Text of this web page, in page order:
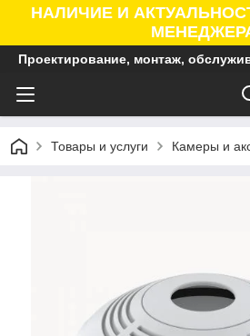
НАЛИЧИЕ И
Проектирование, монтаж,
Товары и услуги Камеры и